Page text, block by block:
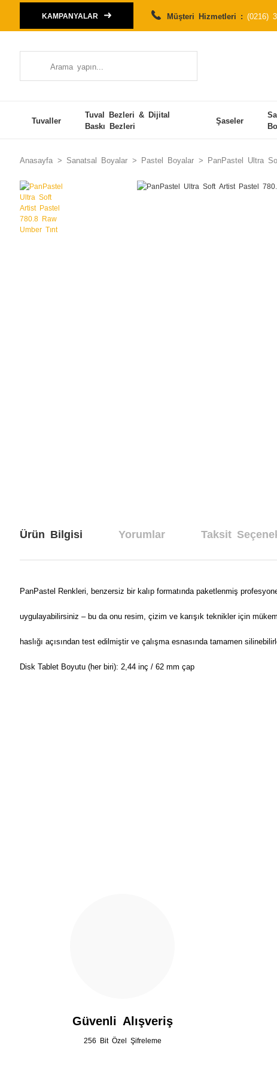
KAMPANYALAR Müşteri Hizmetleri : (0216)
Tuvaller
Tuval Bezleri & Dijital
Baskı Bezleri
Şaseler
Anasayfa Sanatsal Boyalar Pastel Boyalar PanPastel Ultra
Ürün Bilgisi Yorumlar Taksit
PanPastel Renkleri, benzersiz bir kalıp formatında paketlenmiş
uygulayabilirsiniz – bu da onu resim, çizim ve karışık teknikler için
haslığı açısından test edilmiştir ve çalışma esnasında tamamen
Disk Tablet Boyutu (her biri): 2,44 inç / 62 mm çap
Güvenli Alışveriş
256 Bit Özel Şifreleme